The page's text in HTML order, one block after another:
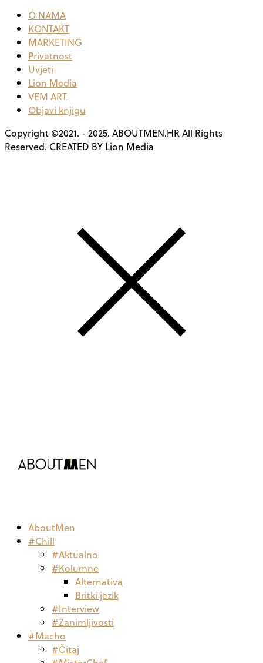
O NAMA
KONTAKT
MARKETING
Privatnost
Uvjeti
Lion Media
VEM ART
Objavi knjigu
Copyright ©2021. - 2025. ABOUTMEN.HR All Rights
Reserved. CREATED BY Lion Media
AboutMen
#Chill
#Aktualno
#Kolumne
Alternativa
Britki jezik
#Interview
#Zanimljivosti
#Macho
#Čitaj